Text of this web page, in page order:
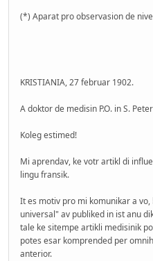
(*) Aparat pro observasion de
KRISTIANIA, 27 februar 1902.
A doktor de medisin P.O. in S.
Koleg estimed!
Mi aprendav, ke votr artikl di
lingu fransik.
It es motiv pro mi komunikar a
universal" av publiked in ist anu
tale ke sitempe artikli medisinik
potes esar komprended per
anterior.